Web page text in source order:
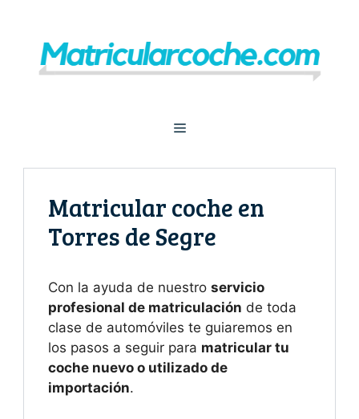
contenido
Menú
Matricular coche en
Torres de Segre
Con la ayuda de nuestro servicio
profesional de matriculación de toda
clase de automóviles te guiaremos en
los pasos a seguir para matricular tu
coche nuevo o utilizado de
importación.